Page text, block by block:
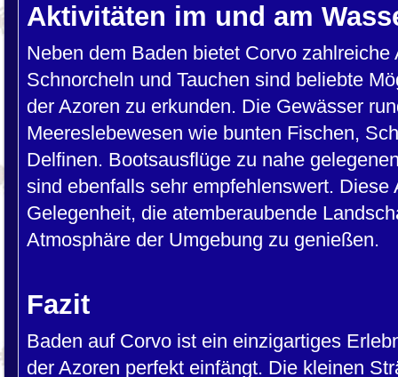
Aktivitäten im und am
Neben dem Baden bietet Corvo
Schnorcheln und Tauchen sind beliebte
der Azoren zu erkunden. Die Gewässer
Meereslebewesen wie bunten Fischen,
Delfinen. Bootsausflüge zu nahe
sind ebenfalls sehr empfehlenswert.
Gelegenheit, die atemberaubende
Atmosphäre der Umgebung zu genießen.
Fazit
Baden auf Corvo ist ein einzigartiges
der Azoren perfekt einfängt. Die kleinen